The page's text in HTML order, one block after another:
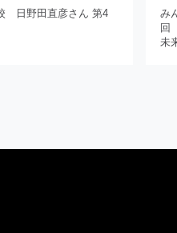
日野田直彦さん 第4
み
回
未